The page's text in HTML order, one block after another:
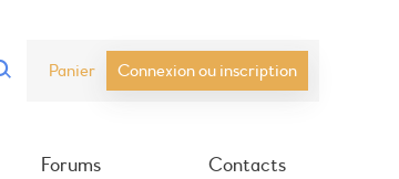
Panier Connexion ou inscription
Forums Contacts